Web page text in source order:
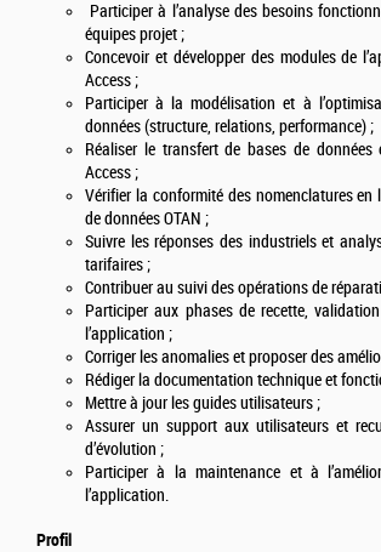
Participer à l’analyse des besoins
équipes projet ;
Concevoir et développer des modules de
Access ;
Participer à la modélisation et à
données (structure, relations, performance) ;
Réaliser le transfert de bases de données
Access ;
Vérifier la conformité des nomenclatures en
de données OTAN ;
Suivre les réponses des industriels et
tarifaires ;
Contribuer au suivi des opérations de
Participer aux phases de recette,
l’application ;
Corriger les anomalies et proposer des
Rédiger la documentation technique et
Mettre à jour les guides utilisateurs ;
Assurer un support aux utilisateurs et
d’évolution ;
Participer à la maintenance et à
l’application.
Profil